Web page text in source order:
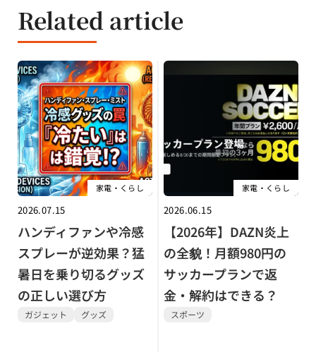
Related article
家電・くらし
2026.07.15
ハンディファンや冷感
スプレーが逆効果？猛
暑日を乗り切るグッズ
の正しい選び方
ガジェット グッズ
家電・くらし
2026.06.15
【2026年】DAZN炎上
の全貌！月額980円の
サッカープランで返
金・解約はできる？
スポーツ